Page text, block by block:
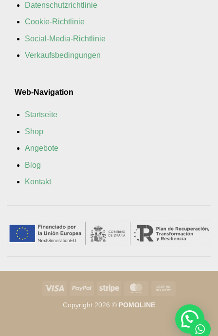
Datenschutzrichtlinie
Cookie-Richtlinie
Social-Media-Richtlinie
Verkaufsbedingungen
Web-Navigation
Startseite
Shop
Angebote
Blog
Kontakt
Visa PayPal Stripe MasterCard
Delivery
Copyright 2026 © POMOLINE